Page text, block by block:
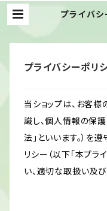
プライバ
プライバシーポリ
当ショップは、お客
識し、個人情報の保
法」といいます。）を
リシー（以下「本プラ
い、適切な取扱い及